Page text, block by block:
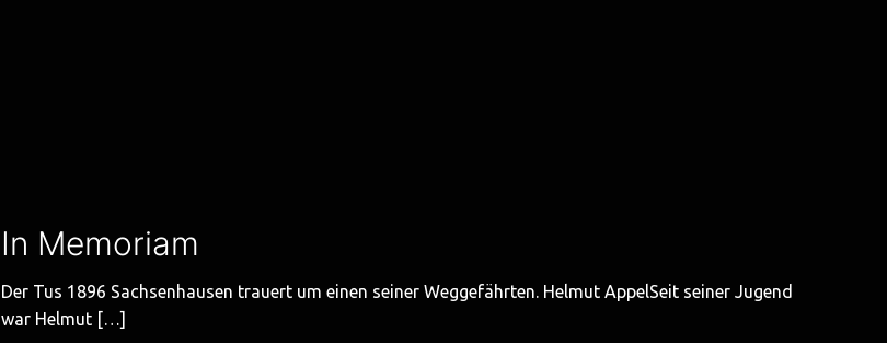
In Memoriam
Der Tus 1896 Sachsenhausen trauert um einen seiner Weggefährten. Helmut AppelSeit seiner Jugend
war Helmut […]